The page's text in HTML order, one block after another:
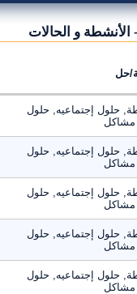
و الحالات
حلول إجتماعيه, حلول
حلول إجتماعيه, حلول
حلول إجتماعيه, حلول
حلول إجتماعيه, حلول
حلول إجتماعيه, حلول